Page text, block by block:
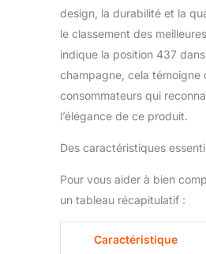
design, la durabilité et la
le classement des
indique la position 437
champagne, cela témoigne
consommateurs qui
l’élégance de ce produit.
Des caractéristiques
Pour vous aider à bien
un tableau récapitulatif :
Caractéristique